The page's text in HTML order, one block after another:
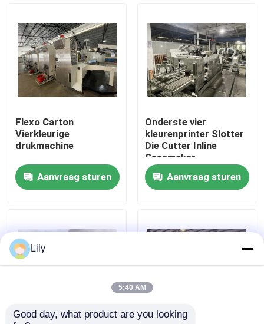
Video's
Ongeveer ons
Fabrieksreis
Kwaliteitscontrole
Nieuws
de machine van de kartondruk
Flexo Carton
Vierkleurige
drukmachine
Aanvraag sturen
Onderste vier
kleurenprinter Slotter
Die Cutter Inline
Casemaker
Aanvraag sturen
Lily
5:40 AM
Good day, what product are you looking